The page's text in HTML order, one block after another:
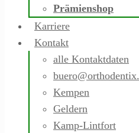
Prämienshop
Karriere
Kontakt
alle Kontaktdaten
Kempen
Geldern
Kamp-Lintfort